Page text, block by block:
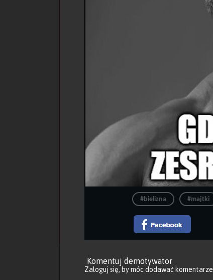
#bielizna #majtki
Komentuj demotywator
Zaloguj się, by móc dodawać komentarze.